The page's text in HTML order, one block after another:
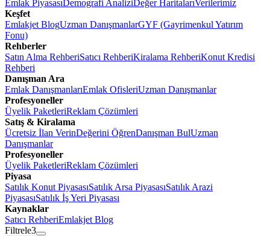
Emlak PiyasasıDemografi AnaliziDeğer HaritalarıVerilerimiz
Keşfet
Emlakjet BlogUzman DanışmanlarGYF (Gayrimenkul Yatırım
Fonu)
Rehberler
Satın Alma RehberiSatıcı RehberiKiralama RehberiKonut Kredisi
Rehberi
Danışman Ara
Emlak DanışmanlarıEmlak OfisleriUzman Danışmanlar
Profesyoneller
Üyelik PaketleriReklam Çözümleri
Satış & Kiralama
Ücretsiz İlan VerinDeğerini ÖğrenDanışman BulUzman
Danışmanlar
Profesyoneller
Üyelik PaketleriReklam Çözümleri
Piyasa
Satılık Konut PiyasasıSatılık Arsa PiyasasıSatılık Arazi
PiyasasıSatılık İş Yeri Piyasası
Kaynaklar
Satıcı RehberiEmlakjet Blog
Filtrele3